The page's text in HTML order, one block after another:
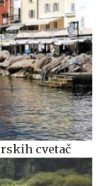
cvetač